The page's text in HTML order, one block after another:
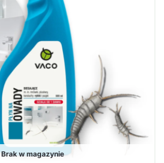
Brak w magazynie